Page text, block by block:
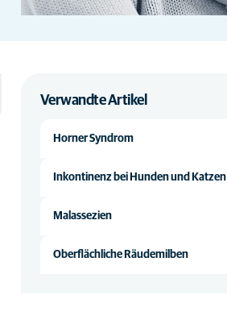
Verwandte Artikel
Horner Syndrom
Inkontinenz bei Hunden und Katzen
Malassezien
Oberflächliche Räudemilben